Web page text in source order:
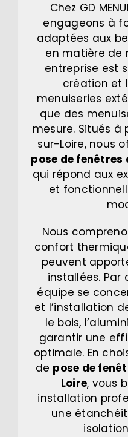
Chez GD
engageons à
adaptées aux
en matière de
entreprise est
création et
menuiseries
que des
mesure. Situés à
sur-Loire, nous
pose de
qui répond aux
et
Nous
confort
peuvent
installées. Par
équipe se
et l’installation
le bois,
garantir une
optimale. En
de pose de
Loire, vous
installation
une